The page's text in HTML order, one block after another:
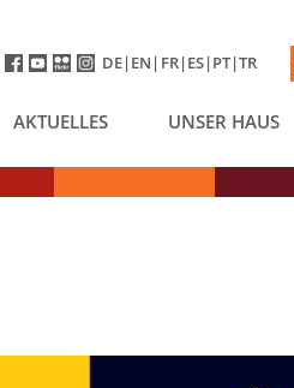
DE EN FR ES PT TR
AKTUELLES UNSER HAUS